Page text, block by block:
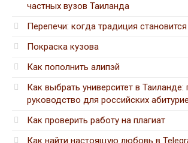
частных вузов Таиланда
Перепечи: когда традиция
Покраска кузова
Как пополнить алипэй
Как выбрать университет в Таиланде:
руководство для российских
Как проверить работу на плагиат
Как найти настоящую любовь в